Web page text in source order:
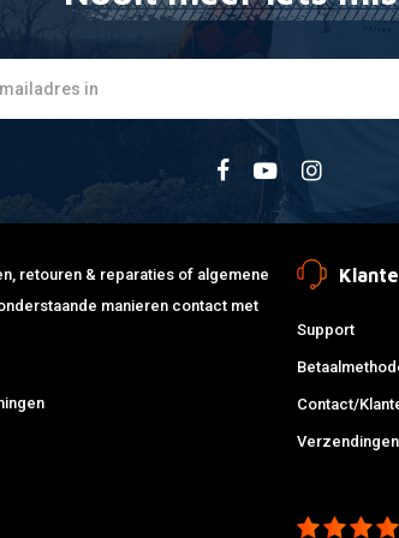
retouren & reparaties of algemene
manieren contact met
Support
Contact/